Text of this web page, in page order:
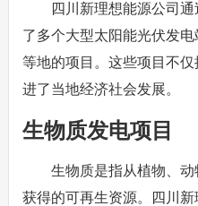
四川新理想能源公司
了多个大型太阳能光伏发
等地的项目。这些项目不
进了当地经济社会发展。
生物质发电项目
生物质是指从植物、
获得的可再生资源。四川